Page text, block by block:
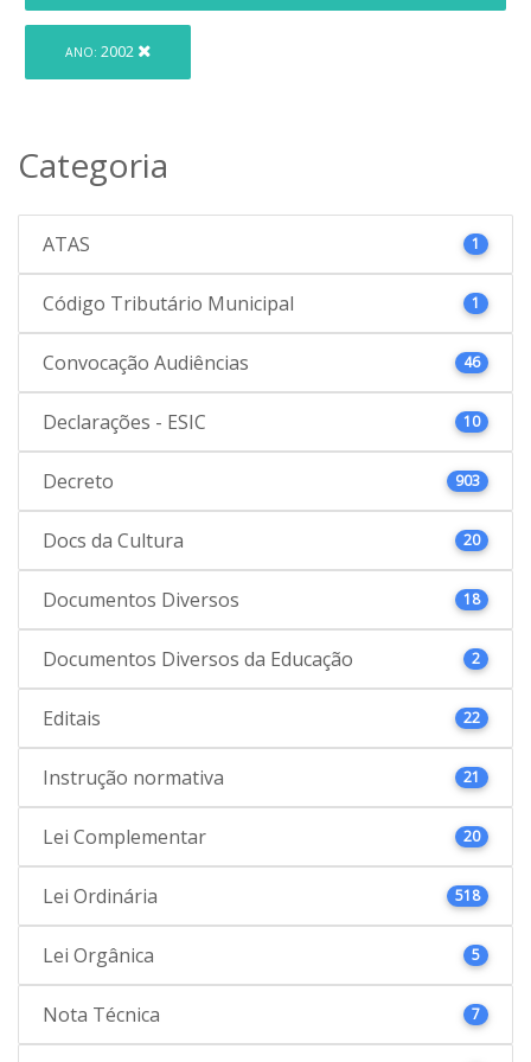
ANO: 2002
Categoria
ATAS 1
Código Tributário Municipal 1
Convocação Audiências 46
Declarações - ESIC 10
Decreto 903
Docs da Cultura 20
Documentos Diversos 18
Documentos Diversos da Educação 2
Editais 22
Instrução normativa 21
Lei Complementar 20
Lei Ordinária 518
Lei Orgânica 5
Nota Técnica 7